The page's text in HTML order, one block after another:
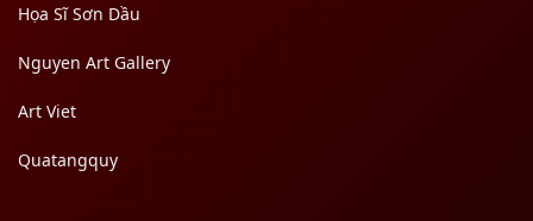
Họa Sĩ Sơn Dầu
Nguyen Art Gallery
Art Viet
Quatangquy